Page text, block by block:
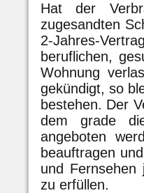
Hat der
zugesandten
2-Jahres-
beruflichen,
Wohnung
gekündigt, so
bestehen. Der
dem grade
angeboten
beauftragen
und Fernsehen
zu erfüllen.